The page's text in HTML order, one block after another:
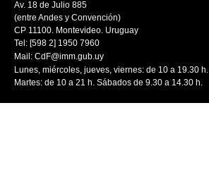
Av. 18 de Julio 885
(entre Andes y Convención)
CP 11100. Montevideo. Uruguay
Tel: [598 2] 1950 7960
Mail: CdF@imm.gub.uy
Lunes, miércoles, jueves, viernes: de 10 a 19.30 h.
Martes: de 10 a 21 h. Sábados de 9.30 a 14.30 h.